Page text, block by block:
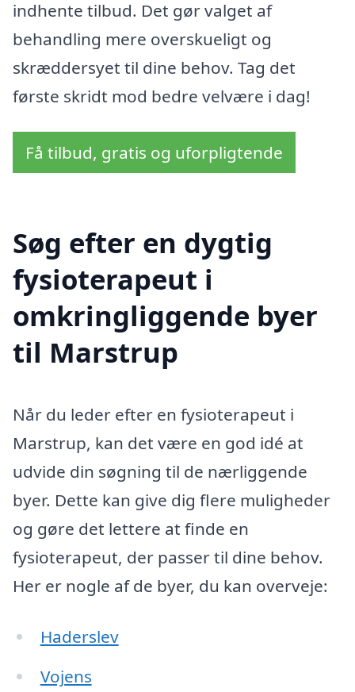
indhente tilbud. Det gør valget af
behandling mere overskueligt og
skræddersyet til dine behov. Tag det
første skridt mod bedre velvære i dag!
Få tilbud, gratis og uforpligtende
Søg efter en dygtig
fysioterapeut i
omkringliggende byer
til Marstrup
Når du leder efter en fysioterapeut i
Marstrup, kan det være en god idé at
udvide din søgning til de nærliggende
byer. Dette kan give dig flere muligheder
og gøre det lettere at finde en
fysioterapeut, der passer til dine behov.
Her er nogle af de byer, du kan overveje:
Haderslev
Vojens